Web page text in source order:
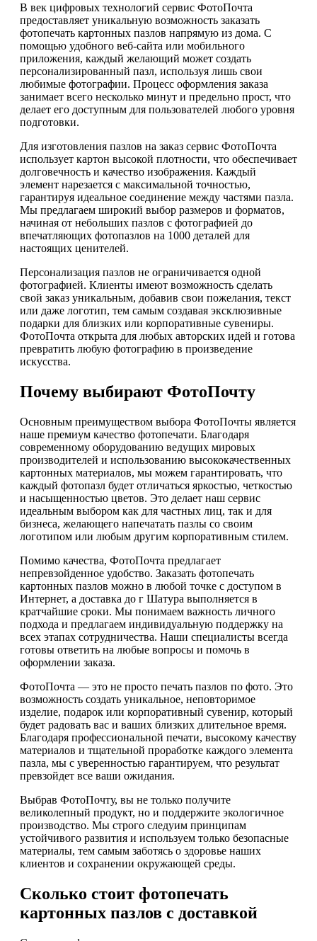
В век цифровых технологий сервис ФотоПочта
предоставляет уникальную возможность заказать
фотопечать картонных пазлов напрямую из дома. С
помощью удобного веб-сайта или мобильного
приложения, каждый желающий может создать
персонализированный пазл, используя лишь свои
любимые фотографии. Процесс оформления заказа
занимает всего несколько минут и предельно прост, что
делает его доступным для пользователей любого уровня
подготовки.
Для изготовления пазлов на заказ сервис ФотоПочта
использует картон высокой плотности, что обеспечивает
долговечность и качество изображения. Каждый
элемент нарезается с максимальной точностью,
гарантируя идеальное соединение между частями пазла.
Мы предлагаем широкий выбор размеров и форматов,
начиная от небольших пазлов с фотографией до
впечатляющих фотопазлов на 1000 деталей для
настоящих ценителей.
Персонализация пазлов не ограничивается одной
фотографией. Клиенты имеют возможность сделать
свой заказ уникальным, добавив свои пожелания, текст
или даже логотип, тем самым создавая эксклюзивные
подарки для близких или корпоративные сувениры.
ФотоПочта открыта для любых авторских идей и готова
превратить любую фотографию в произведение
искусства.
Почему выбирают ФотоПочту
Основным преимуществом выбора ФотоПочты является
наше премиум качество фотопечати. Благодаря
современному оборудованию ведущих мировых
производителей и использованию высококачественных
картонных материалов, мы можем гарантировать, что
каждый фотопазл будет отличаться яркостью, четкостью
и насыщенностью цветов. Это делает наш сервис
идеальным выбором как для частных лиц, так и для
бизнеса, желающего напечатать пазлы со своим
логотипом или любым другим корпоративным стилем.
Помимо качества, ФотоПочта предлагает
непревзойденное удобство. Заказать фотопечать
картонных пазлов можно в любой точке с доступом в
Интернет, а доставка до г Шатура выполняется в
кратчайшие сроки. Мы понимаем важность личного
подхода и предлагаем индивидуальную поддержку на
всех этапах сотрудничества. Наши специалисты всегда
готовы ответить на любые вопросы и помочь в
оформлении заказа.
ФотоПочта — это не просто печать пазлов по фото. Это
возможность создать уникальное, неповторимое
изделие, подарок или корпоративный сувенир, который
будет радовать вас и ваших близких длительное время.
Благодаря профессиональной печати, высокому качеству
материалов и тщательной проработке каждого элемента
пазла, мы с уверенностью гарантируем, что результат
превзойдет все ваши ожидания.
Выбрав ФотоПочту, вы не только получите
великолепный продукт, но и поддержите экологичное
производство. Мы строго следуим принципам
устойчивого развития и используем только безопасные
материалы, тем самым заботясь о здоровье наших
клиентов и сохранении окружающей среды.
Сколько стоит фотопечать
картонных пазлов с доставкой